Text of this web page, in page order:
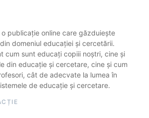
o publicație online care găzduiește
domeniul educației și cercetării.
cum sunt educați copiii noștri, cine și
din educație și cercetare, cine și cum
cât de adecvate la lumea în
de educație și cercetare.